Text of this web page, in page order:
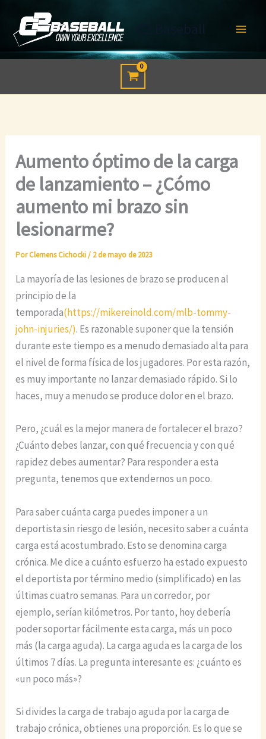
contenido
C2 Baseball
Aumento óptimo de la carga
de lanzamiento – ¿Cómo
aumento mi brazo sin
lesionarme?
PorClemens Cichocki/ 2 de mayo de 2023
La mayoría de las lesiones de brazo se producen al
principio de la
temporada(https://mikereinold.com/mlb-tommy-
john-injuries/). Es razonable suponer que la tensión
durante este tiempo es a menudo demasiado alta para
el nivel de forma física de los jugadores. Por esta razón,
es muy importante no lanzar demasiado rápido. Si lo
haces, muy a menudo se produce dolor en el brazo.
Pero, ¿cuál es la mejor manera de fortalecer el brazo?
¿Cuánto debes lanzar, con qué frecuencia y con qué
rapidez debes aumentar? Para responder a esta
pregunta, tenemos que extendernos un poco.
Para saber cuánta carga puedes imponer a un
deportista sin riesgo de lesión, necesito saber a cuánta
carga está acostumbrado. Esto se denomina carga
crónica. Me dice a cuánto esfuerzo ha estado expuesto
el deportista por término medio (simplificado) en las
últimas cuatro semanas. Para un corredor, por
ejemplo, serían kilómetros. Por tanto, hoy debería
poder soportar fácilmente esta carga, más un poco
más (la carga aguda). La carga aguda es la carga de los
últimos 7 días. La pregunta interesante es: ¿cuánto es
«un poco más»?
Si divides la carga de trabajo aguda por la carga de
trabajo crónica, obtienes una proporción. Es lo que se